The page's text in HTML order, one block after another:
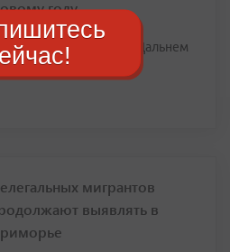
году
вылов лосося на Дальнем
вод
мигрантов
выявлять в